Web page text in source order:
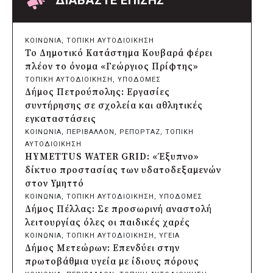
πριν από 2 μέρες
Δήμος Πατρέων: Αντικατάσταση
φωτιστικών μετά τη λεηλασία στο έλος
της Αγυιάς
πριν από 2 μέρες
Δήμος Σαρωνικού: Βανδάλισαν το
εκκλησάκι της Μεταμόρφωσης του
Σωτήρος
πριν από 2 μέρες
Περιφέρεια Αττικής: Έξι συμπεράσματα
για την ψηφιακή μετάβαση των
επιχειρήσεων
πριν από 2 μέρες
Δήμος Σαρωνικού και ΑΡΧΕΛΩΝ
ενημερώνουν τους λουόμενους για τη
συνύπαρξη με τις θαλάσσιες χελώνες
πριν από 2 μέρες
Δήμος Κυθήρων: Απαγόρευση πρόσβασης
στην παραλία Λυκοδήμου για λόγους
ασφαλείας
ΚΟΙΝΩΝΙΑ, ΤΟΠΙΚΗ ΑΥΤΟΔΙΟΙΚΗΣΗ
Το Δημοτικό Κατάστημα Κουβαρά φέρει
πλέον το όνομα «Γεώργιος Πρίφτης»
ΤΟΠΙΚΗ ΑΥΤΟΔΙΟΙΚΗΣΗ , ΥΠΟΔΟΜΕΣ
Δήμος Πετρούπολης: Εργασίες
συντήρησης σε σχολεία και αθλητικές
εγκαταστάσεις
ΚΟΙΝΩΝΙΑ, ΠΕΡΙΒΑΛΛΟΝ , ΡΕΠΟΡΤΑΖ, ΤΟΠΙΚΗ
ΑΥΤΟΔΙΟΙΚΗΣΗ
HYMETTUS WATER GRID: «Έξυπνο»
δίκτυο προστασίας των υδατοδεξαμενών
στον Υμηττό
ΚΟΙΝΩΝΙΑ, ΤΟΠΙΚΗ ΑΥΤΟΔΙΟΙΚΗΣΗ , ΥΠΟΔΟΜΕΣ
Δήμος Πέλλας: Σε προσωρινή αναστολή
λειτουργίας όλες οι παιδικές χαρές
ΚΟΙΝΩΝΙΑ, ΤΟΠΙΚΗ ΑΥΤΟΔΙΟΙΚΗΣΗ , ΥΓΕΙΑ
Δήμος Μετεώρων: Επενδύει στην
πρωτοβάθμια υγεία με ίδιους πόρους